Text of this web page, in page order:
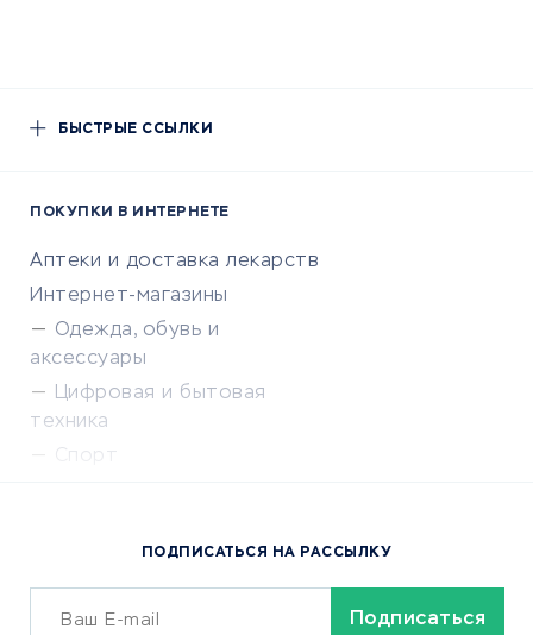
БЫСТРЫЕ ССЫЛКИ
ПОКУПКИ В ИНТЕРНЕТЕ
Аптеки и доставка лекарств
Интернет-магазины
Одежда, обувь и
аксессуары
Цифровая и бытовая
техника
Спорт
Сервисы доставки
ОБУЧЕНИЕ И РАБОТА
ПОДПИСАТЬСЯ НА РАССЫЛКУ